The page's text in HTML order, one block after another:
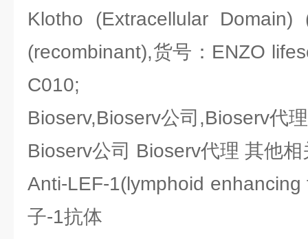
Klotho (Extracellular Domain)
(recombinant),货号：ENZO
C010;
Bioserv,Bioserv公司,Bioserv代
Bioserv公司 Bioserv代理 其他
Anti-LEF-1(lymphoid
子-1抗体